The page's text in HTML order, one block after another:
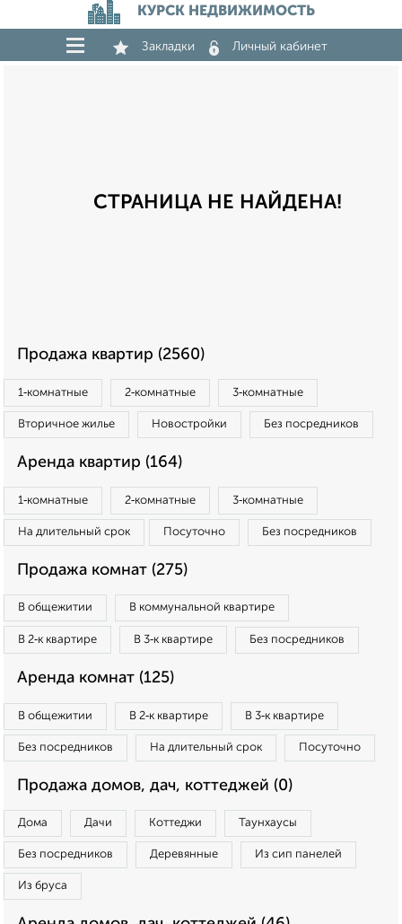
КУРСК НЕДВИЖИМОСТЬ
Закладки Личный кабинет
СТРАНИЦА НЕ НАЙДЕНА!
Продажа квартир (2560)
1‑комнатные 2‑комнатные 3‑комнатные
Вторичное жилье Новостройки Без посредников
Аренда квартир (164)
1‑комнатные 2‑комнатные 3‑комнатные
На длительный срок Посуточно Без посредников
Продажа комнат (275)
В общежитии В коммунальной квартире
В 2‑к квартире В 3‑к квартире Без посредников
Аренда комнат (125)
В общежитии В 2‑к квартире В 3‑к квартире
Без посредников На длительный срок Посуточно
Продажа домов, дач, коттеджей (0)
Дома Дачи Коттеджи Таунхаусы
Без посредников Деревянные Из сип панелей
Из бруса